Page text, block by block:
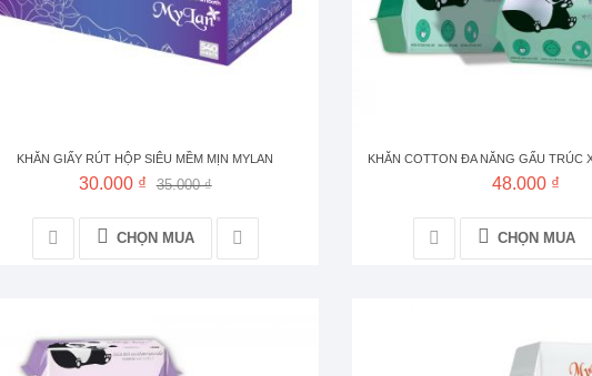
KHĂN GIẤY RÚT HỘP SIÊU MỀM MỊN MYLAN
30.000 ₫ 35.000 ₫
CHỌN MUA
KHĂN COTTON ĐA NĂNG GẤU TRÚC
48.000 ₫
CHỌN MUA